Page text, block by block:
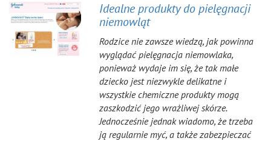
Idealne produkty do pielęgnacji
niemowląt
Rodzice nie zawsze wiedzą, jak powinna
wyglądać pielęgnacja niemowlaka,
ponieważ wydaje im się, że tak małe
dziecko jest niezwykle delikatne i
wszystkie chemiczne produkty mogą
zaszkodzić jego wrażliwej skórze.
Jednocześnie jednak wiadomo, że trzeba
ją regularnie myć, a także zabezpieczać